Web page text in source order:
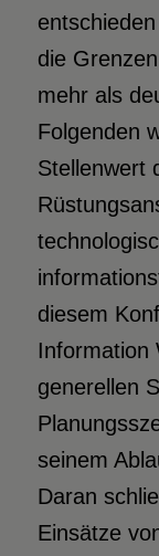
die
mehr als
Folgenden
Stellenwert
diesem
Information
generellen
seinem
Daran
Einsätze